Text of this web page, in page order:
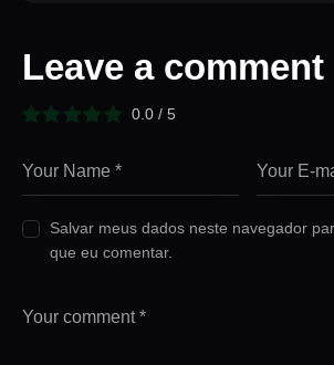
Leave a comment
0.0 / 5
Salvar meus dados neste navegador
que eu comentar.